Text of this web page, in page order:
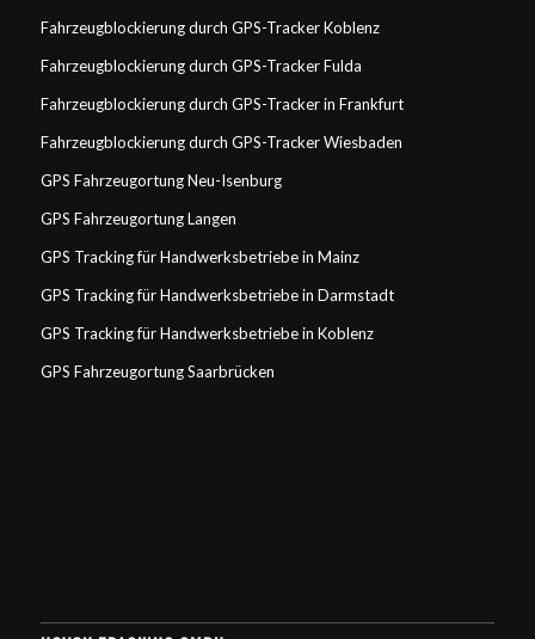
Fahrzeugblockierung durch GPS-Tracker Koblenz
Fahrzeugblockierung durch GPS-Tracker Fulda
Fahrzeugblockierung durch GPS-Tracker in Frankfurt
Fahrzeugblockierung durch GPS-Tracker Wiesbaden
GPS Fahrzeugortung Neu-Isenburg
GPS Fahrzeugortung Langen
GPS Tracking für Handwerksbetriebe in Mainz
GPS Tracking für Handwerksbetriebe in Darmstadt
GPS Tracking für Handwerksbetriebe in Koblenz
GPS Fahrzeugortung Saarbrücken